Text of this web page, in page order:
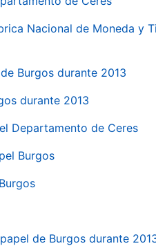
Nacional de Moneda y
Burgos durante 2013
durante 2013
Departamento de Ceres
Burgos
de Burgos durante